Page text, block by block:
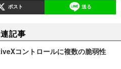
ポスト 送る
記事
コントロールに複数の脆弱性